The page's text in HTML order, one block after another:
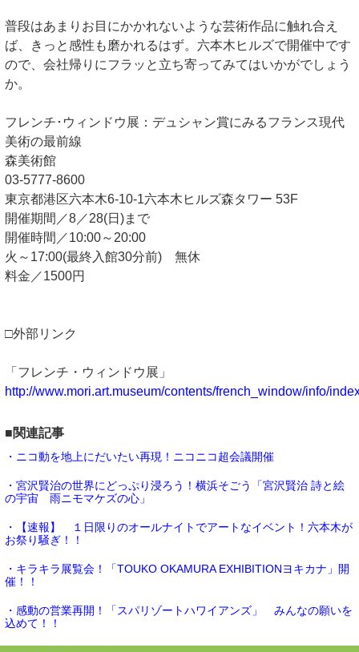
普段はあまりお目にかかれないような芸術作品に触れ合え
ば、きっと感性も磨かれるはず。六本木ヒルズで開催中です
ので、会社帰りにフラッと立ち寄ってみてはいかがでしょう
か。
フレンチ･ウィンドウ展：デュシャン賞にみるフランス現代
美術の最前線
森美術館
03-5777-8600
東京都港区六本木6-10-1六本木ヒルズ森タワー 53F
開催期間／8／28(日)まで
開催時間／10:00～20:00
火～17:00(最終入館30分前) 無休
料金／1500円
□外部リンク
「フレンチ・ウィンドウ展」
http://www.mori.art.museum/contents/french_window/info/
■関連記事
・ニコ動を地上にだいたい再現！ニコニコ超会議開催
・宮沢賢治の世界にどっぷり浸ろう！横浜そごう「宮沢賢治 詩と絵
の宇宙 雨ニモマケズの心」
・【速報】 １日限りのオールナイトでアートなイベント！六本木が
お祭り騒ぎ！！
・キラキラ展覧会！「TOUKO OKAMURA EXHIBITIONヨキカナ」開
催！！
・感動の営業再開！「スパリゾートハワイアンズ」 みんなの願いを
込めて！！